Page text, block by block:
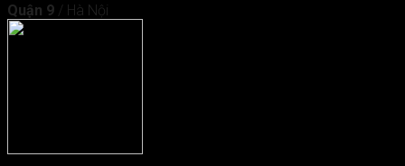
Quận 9 / Hà Nội